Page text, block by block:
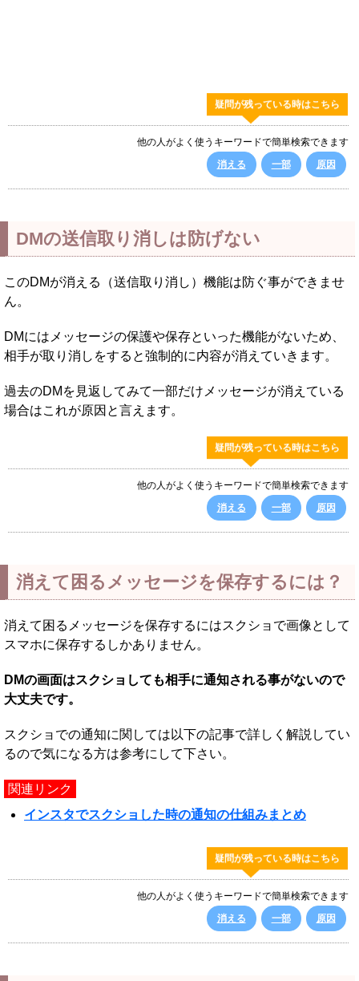
疑問が残っている時はこちら
他の人がよく使うキーワードで簡単検索できます
消える
一部 原因
DMの送信取り消しは防げない
このDMが消える（送信取り消し）機能は防ぐ事ができませ
ん。
DMにはメッセージの保護や保存といった機能がないため、
相手が取り消しをすると強制的に内容が消えていきます。
過去のDMを見返してみて一部だけメッセージが消えている
場合はこれが原因と言えます。
疑問が残っている時はこちら
他の人がよく使うキーワードで簡単検索できます
消える
一部 原因
消えて困るメッセージを保存するには？
消えて困るメッセージを保存するにはスクショで画像として
スマホに保存するしかありません。
DMの画面はスクショしても相手に通知される事がないので
大丈夫です。
スクショでの通知に関しては以下の記事で詳しく解説してい
るので気になる方は参考にして下さい。
関連リンク
インスタでスクショした時の通知の仕組みまとめ
疑問が残っている時はこちら
他の人がよく使うキーワードで簡単検索できます
消える
一部 原因